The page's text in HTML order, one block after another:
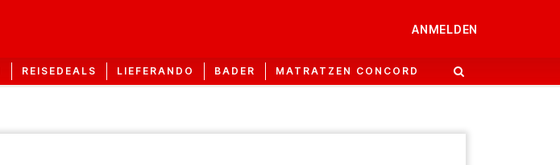
ANMELDEN
REISEDEALS LIEFERANDO BADER MATRATZEN CONCORD